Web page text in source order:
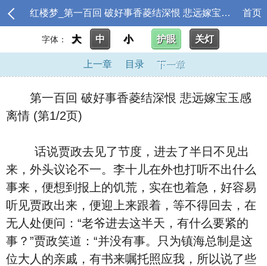
红楼梦_第一百回 破好事香菱结深恨 悲远嫁宝玉感离情 首页
字体： 大 中 小 护眼 关灯
上一章 目录 下一章
第一百回 破好事香菱结深恨 悲远嫁宝玉感
离情 (第1/2页)
话说贾政去见了节度，进去了半日不见出
来，外头议论不一。李十儿在外也打听不出什么
事来，便想到报上的饥荒，实在也着急，好容易
听见贾政出来，便迎上来跟着，等不得回去，在
无人处便问：“老爷进去这半天，有什么要紧的
事？”贾政笑道：“并没有事。只为镇海总制是这
位大人的亲戚，有书来嘱托照应我，所以说了些